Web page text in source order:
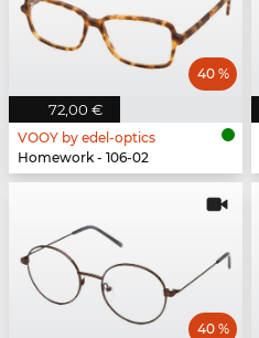
72,00 €
40 %
VOOY by edel-optics
Homework - 106-02
40 %